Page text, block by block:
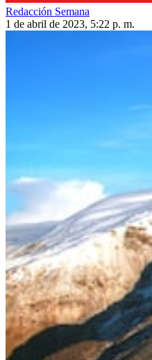
Redacción Semana
1 de abril de 2023, 5:22 p. m.